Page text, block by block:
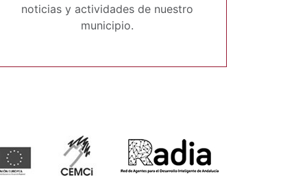
noticias y actividades de nuestro
municipio.